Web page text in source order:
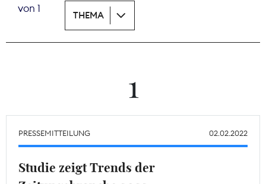
Tarifpolitik
Theodor-Wolff-Preis
Mitgliederbereich
von 1
THEMA
1
PRESSEMITTEILUNG 02.02.2022
Studie zeigt Trends der